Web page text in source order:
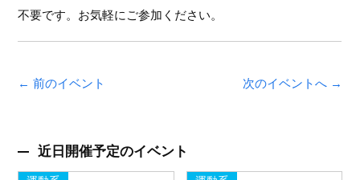
不要です。お気軽にご参加ください。
← 前のイベント 次のイベントへ →
近日開催予定のイベント